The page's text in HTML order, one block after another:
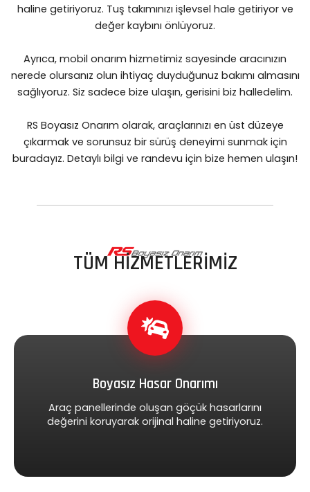
haline getiriyoruz. Tuş takımınızı işlevsel hale getiriyor ve
değer kaybını önlüyoruz.
Ayrıca, mobil onarım hizmetimiz sayesinde aracınızın
nerede olursanız olun ihtiyaç duyduğunuz bakımı almasını
sağlıyoruz. Siz sadece bize ulaşın, gerisini biz halledelim.
RS Boyasız Onarım olarak, araçlarınızı en üst düzeye
çıkarmak ve sorunsuz bir sürüş deneyimi sunmak için
buradayız. Detaylı bilgi ve randevu için bize hemen ulaşın!
TÜM HİZMETLERİMİZ
Boyasız Hasar Onarımı
Araç panellerinde oluşan göçük hasarlarını
değerini koruyarak orijinal haline getiriyoruz.